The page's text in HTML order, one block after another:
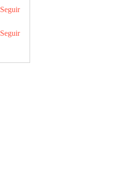
Seguir
Seguir